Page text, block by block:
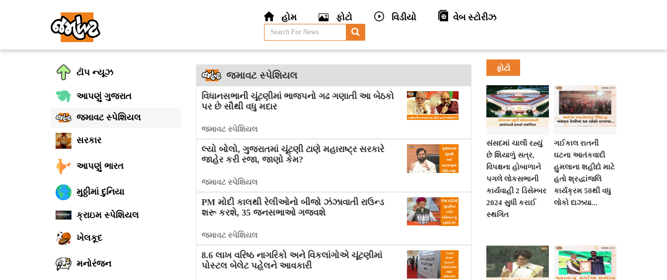
હોમ ફોટો વિડીયો વેબ સ્ટોરીઝ
ટૉપ ન્યૂઝ
આપણું ગુજરાત
જમાવટ સ્પેશિયલ
સરકાર
આપણું ભારત
મુઠ્ઠીમાં દુનિયા
ક્રાઇમ સ્પેશિયલ
ખેલકૂદ
મનોરંજન
જમાવટ સ્પેશિયલ
વિધાનસભાની ચૂંટણીમાં ભાજપનો ગઢ ગણાતી આ બેઠકો
પર છે સૌથી વધુ મદાર
જમાવટ સ્પેશિયલ
લ્યો બોલો, ગુજરાતમાં ચૂંટણી ટાણે મહારાષ્ટ્ર સરકારે
જાહેર કરી રજા, જાણો કેમ?
જમાવટ સ્પેશિયલ
PM મોદી કાલથી રેલીઓનો બીજો ઝંઝાવાતી રાઉન્ડ
શરૂ કરશે, 35 જનસભાઓ ગજવશે
જમાવટ સ્પેશિયલ
8.6 લાખ વરિષ્ઠ નાગરિકો અને વિકલાંગોએ ચૂંટણીમાં
પોસ્ટલ બેલેટ પહેલને આવકારી
ફોટો
સંસદમાં ચાલી રહ્યું
છે શિયાળું સત્ર,
વિપક્ષના હોબાળાને
પગલે લોકસભાની
કાર્યવાહી 2 ડિસેમ્બર
2024 સુધી કરાઈ
સ્થગિત
ગઈકાલ રાતની
ઘટના આતંકવાદી
હુમલાના શહીદો માટે
હતો શ્રદ્ધાંજલિ
કાર્યક્રમ 50થી વધુ
લોકો દાઝયા...